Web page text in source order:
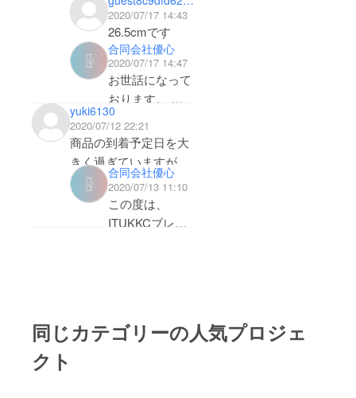
お願い致しま
す。
合同会社優心で
す。
ご希望のサイズ
をメッセージに
てご連絡くだい
さい。
どうぞよろしく
お願い致しま
す。
2020/07/17 14:43
26.5cmです
合同会社優心
2020/07/17 14:47
お世話になって
おります。 合
同会社優心で
す。
コメントではな
く、メッセージ
でのご連絡をお
願いいたしま
す。
yuki6130
2020/07/12 22:21
商品の到着予定日を大
きく過ぎていますがい
つ頃届きますか？
合同会社優心
2020/07/13 11:10
この度は、
ITUKKCブレー
ます。
同じカテゴリーの人気プロジェ
クト